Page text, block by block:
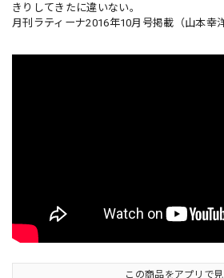
きりしてきたに違いない。
月刊ラティーナ2016年10月号掲載（山本幸洋
この商品をアプリで